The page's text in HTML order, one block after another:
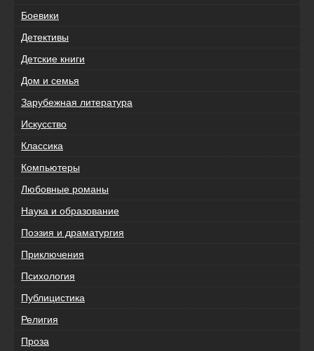
Боевики
Детективы
Детские книги
Дом и семья
Зарубежная литература
Искусство
Классика
Компьютеры
Любовные романы
Наука и образование
Поэзия и драматургия
Приключения
Психология
Публицистика
Религия
Проза